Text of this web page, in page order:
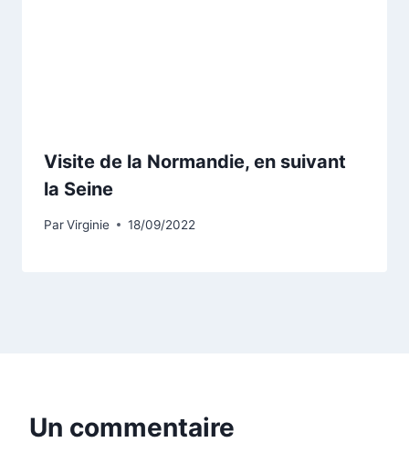
Visite de la Normandie, en suivant
la Seine
ParVirginie 18/09/2022
Un commentaire